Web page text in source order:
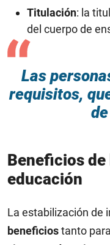
Titulación: la
del cuerpo de
Las
requisitos,
Beneficios
educación
La estabilización de
beneficiostanto